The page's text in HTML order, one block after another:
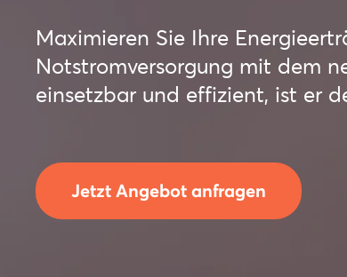
Maximieren Sie Ihre
Notstromversorgung mit dem
einsetzbar und effizient, ist er
Jetzt Angebot anfragen